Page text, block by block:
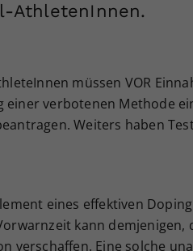
AthletenInnen.
müssen VOR
einer verbotenen Methode
Weiters haben
eines effektiven
kann
verschaffen. Eine solche